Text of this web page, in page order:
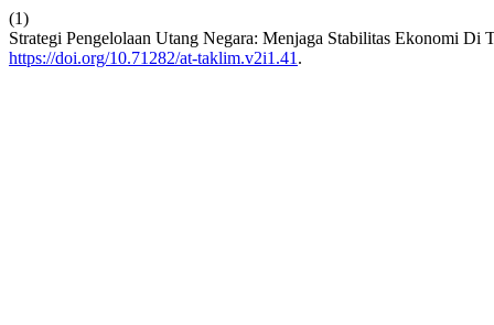
(1)
Strategi Pengelolaan Utang Negara: Menjaga Stabilitas Ekonomi Di
https://doi.org/10.71282/at-taklim.v2i1.41 .